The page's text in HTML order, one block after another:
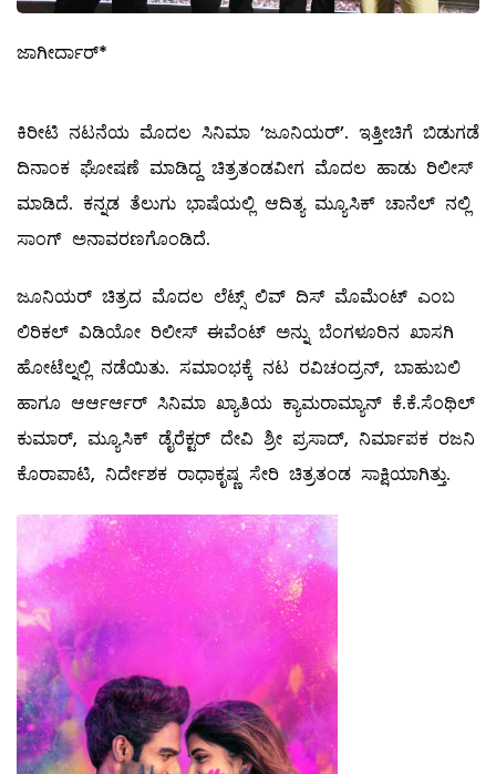
ಜಾಗೀರ್ದಾರ್*
ಕಿರೀಟಿ ನಟನೆಯ ಮೊದಲ ಸಿನಿಮಾ ‘ಜೂನಿಯರ್’. ಇತ್ತೀಚಿಗೆ ಬಿಡುಗಡೆ
ದಿನಾಂಕ ಘೋಷಣೆ‌ ಮಾಡಿದ್ದ ಚಿತ್ರತಂಡವೀಗ ಮೊದಲ ಹಾಡು ರಿಲೀಸ್
ಮಾಡಿದೆ. ಕನ್ನಡ ತೆಲುಗು ಭಾಷೆಯಲ್ಲಿ ಆದಿತ್ಯ ಮ್ಯೂಸಿಕ್ ಚಾನೆಲ್ ನಲ್ಲಿ
ಸಾಂಗ್ ಅನಾವರಣಗೊಂಡಿದೆ.
ಜೂನಿಯರ್ ಚಿತ್ರದ ಮೊದಲ ಲೆಟ್ಸ್ ಲಿವ್ ದಿಸ್ ಮೊಮೆಂಟ್ ಎಂಬ
ಲಿರಿಕಲ್ ವಿಡಿಯೋ ರಿಲೀಸ್ ಈವೆಂಟ್ ಅನ್ನು ಬೆಂಗಳೂರಿನ ಖಾಸಗಿ
ಹೋಟೆಲ್ನಲ್ಲಿ ನಡೆಯಿತು. ಸಮಾಂಭಕ್ಕೆ ನಟ ರವಿಚಂದ್ರನ್, ಬಾಹುಬಲಿ
ಹಾಗೂ ಆರ್ಆರ್ಆರ್ ಸಿನಿಮಾ ಖ್ಯಾತಿಯ ಕ್ಯಾಮರಾಮ್ಯಾನ್ ಕೆ.ಕೆ.ಸೆಂಥಿಲ್
ಕುಮಾರ್, ಮ್ಯೂಸಿಕ್ ಡೈರೆಕ್ಟರ್ ದೇವಿ ಶ್ರೀ ಪ್ರಸಾದ್, ನಿರ್ಮಾಪಕ ರಜನಿ
ಕೊರಾಪಾಟಿ, ನಿರ್ದೇಶಕ ರಾಧಾಕೃಷ್ಣ ಸೇರಿ ಚಿತ್ರತಂಡ ಸಾಕ್ಷಿಯಾಗಿತ್ತು.